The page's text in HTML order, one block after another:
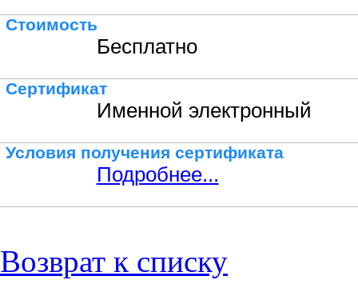
Стоимость
Бесплатно
Сертификат
Именной электронный
Условия получения сертификата
Подробнее...
Возврат к списку